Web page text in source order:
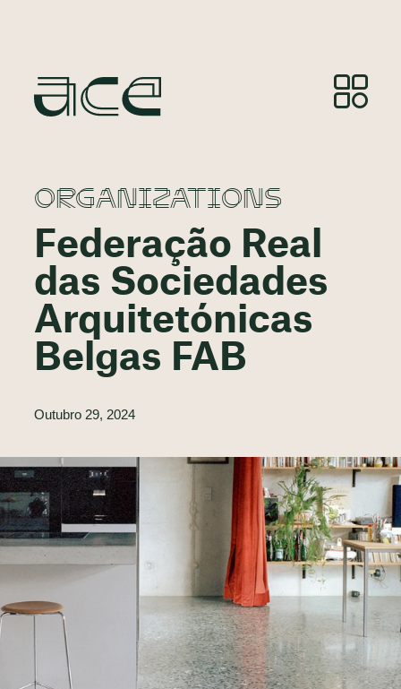
ORGANIZATIONS
Federação Real
das Sociedades
Arquitetónicas
Belgas FAB
Outubro 29, 2024